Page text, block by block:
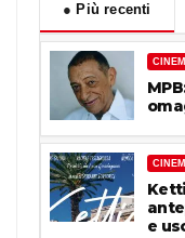
● Più recenti
e